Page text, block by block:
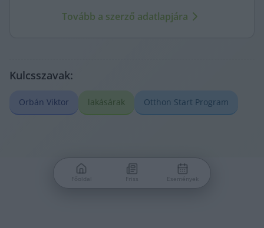
Tovább a szerző adatlapjára
Kulcsszavak:
Orbán Viktor lakásárak Otthon Start Program
Főoldal Friss Események